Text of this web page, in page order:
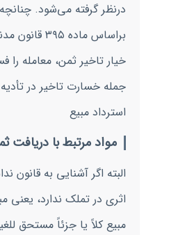
درنظر گرفته می‌شود.
براساس
خیار تاخیر ثمن، معامله را
استرداد مبیع
مواد مرتبط با دریافت
مبیع کلاً یا جزئاً مستحق